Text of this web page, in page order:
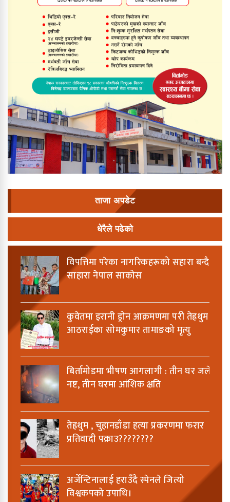
ताजा अपडेट
धेरैले पढेको
विपत्तिमा परेका नागरिकहरूको सहारा बन्दै
साहारा नेपाल साकोस
कुवेतमा इरानी ड्रोन आक्रमणमा परी तेह्रथुम
आठराईका सोमकुमार तामाङको मृत्यु
बिर्तामोडमा भीषण आगलागी : तीन घर जलेर
नष्ट, तीन घरमा आंशिक क्षति
तेह्रथुम , चुहानडाँडा हत्या प्रकरणमा फरार
प्रतिवादी पक्राउ????????
अर्जेन्टिनालाई हराउँदै स्पेनले जित्यो
विश्वकपको उपाधि।